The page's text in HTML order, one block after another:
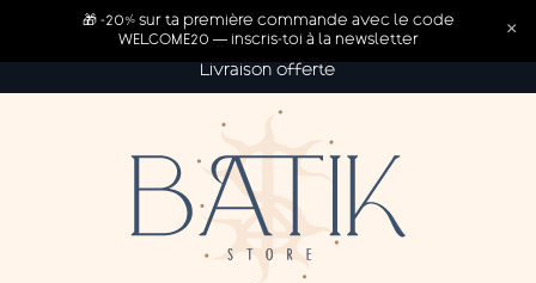
Livraison offerte
🎁 -20% sur ta première commande avec le code
WELCOME20 — inscris-toi à la newsletter
×